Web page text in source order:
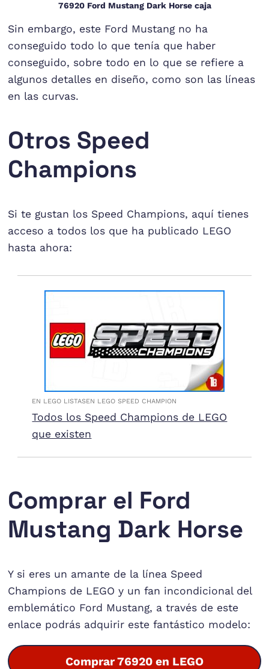
76920 Ford Mustang Dark Horse caja
Sin embargo, este Ford Mustang no ha
conseguido todo lo que tenía que haber
conseguido, sobre todo en lo que se refiere a
algunos detalles en diseño, como son las líneas
en las curvas.
Otros Speed
Champions
Si te gustan los Speed Champions, aquí tienes
acceso a todos los que ha publicado LEGO
hasta ahora:
EN LEGO LISTASEN LEGO SPEED CHAMPION
Todos los Speed Champions de LEGO
que existen
Comprar el Ford
Mustang Dark Horse
Y si eres un amante de la línea Speed
Champions de LEGO y un fan incondicional del
emblemático Ford Mustang, a través de este
enlace podrás adquirir este fantástico modelo:
Comprar 76920 en LEGO